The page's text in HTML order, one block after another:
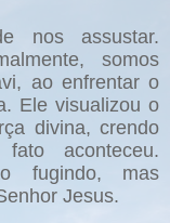
nos assustar.
somos
ao enfrentar o
Ele visualizou o
divina, crendo
aconteceu.
fugindo, mas
Jesus.